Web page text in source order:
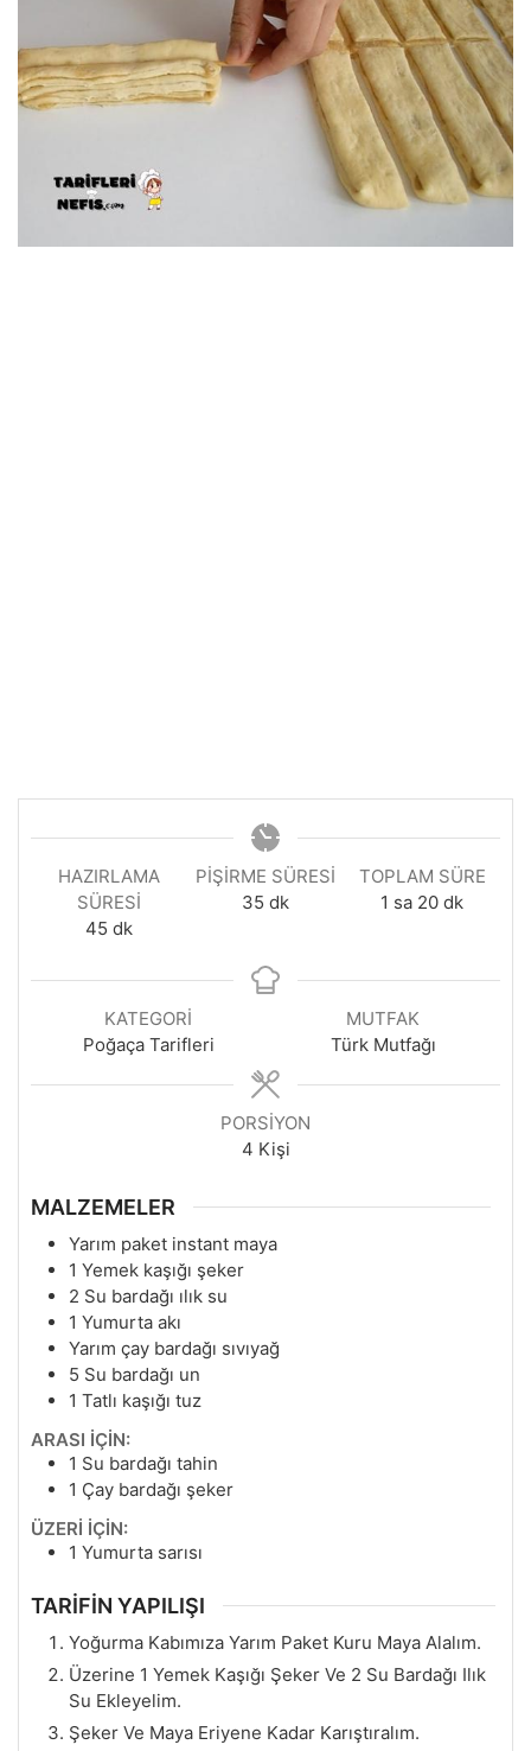
HAZIRLAMA
SÜRESI
45 dakika
dk
PIŞIRME SÜRESI
35 dakika
dk
TOPLAM SÜRE
1 saat
sa 20dakika
dk
KATEGORI
Poğaça Tarifleri
MUTFAK
Türk Mutfağı
PORSIYON
4 Kişi
MALZEMELER
Yarım paket instant maya
1 Yemek kaşığı şeker
2 Su bardağı ılık su
1 Yumurta akı
Yarım çay bardağı sıvıyağ
5 Su bardağı un
1 Tatlı kaşığı tuz
ARASI İÇİN:
1 Su bardağı tahin
1 Çay bardağı şeker
ÜZERİ İÇİN:
1 Yumurta sarısı
TARİFİN YAPILIŞI
Yoğurma Kabımıza Yarım Paket Kuru Maya Alalım.
Üzerine 1 Yemek Kaşığı Şeker Ve 2 Su Bardağı Ilık
Su Ekleyelim.
Şeker Ve Maya Eriyene Kadar Karıştıralım.